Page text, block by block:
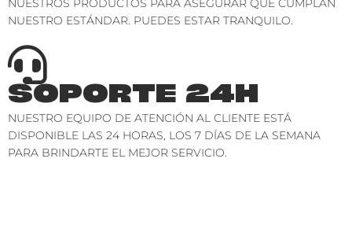
NUESTROS PRODUCTOS PARA ASEGURAR QUE CUMPLAN
NUESTRO ESTÁNDAR. PUEDES ESTAR TRANQUILO.
SOPORTE 24H
NUESTRO EQUIPO DE ATENCIÓN AL CLIENTE ESTÁ
DISPONIBLE LAS 24 HORAS, LOS 7 DÍAS DE LA SEMANA
PARA BRINDARTE EL MEJOR SERVICIO.